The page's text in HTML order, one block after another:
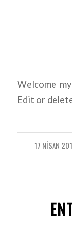
Welcome
Edit or
17 NISAN
/